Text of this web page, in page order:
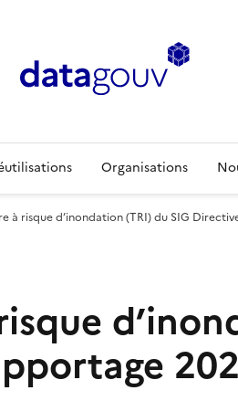
Organisations
à risque d’inondation (TRI) du SIG